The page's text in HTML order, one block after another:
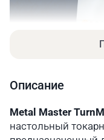
Диапазоны
кВт
Напряжение в
Описание
Metal Master
настольный